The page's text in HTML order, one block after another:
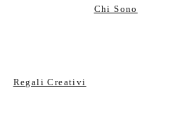
Chi Sono
Regali Creativi